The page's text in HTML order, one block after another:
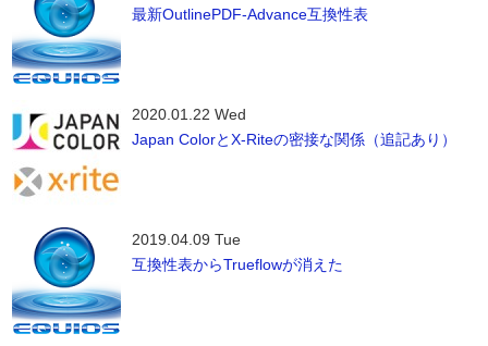
最新OutlinePDF-Advance互換性表
2020.01.22 Wed
Japan ColorとX-Riteの密接な関係（追記あり）
2019.04.09 Tue
互換性表からTrueflowが消えた